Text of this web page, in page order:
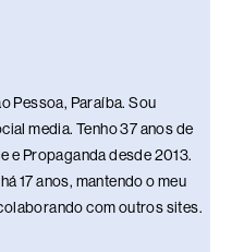
Pessoa, Paraíba. Sou
media. Tenho 37 anos de
e Propaganda desde 2013.
17 anos, mantendo o meu
com outros sites.